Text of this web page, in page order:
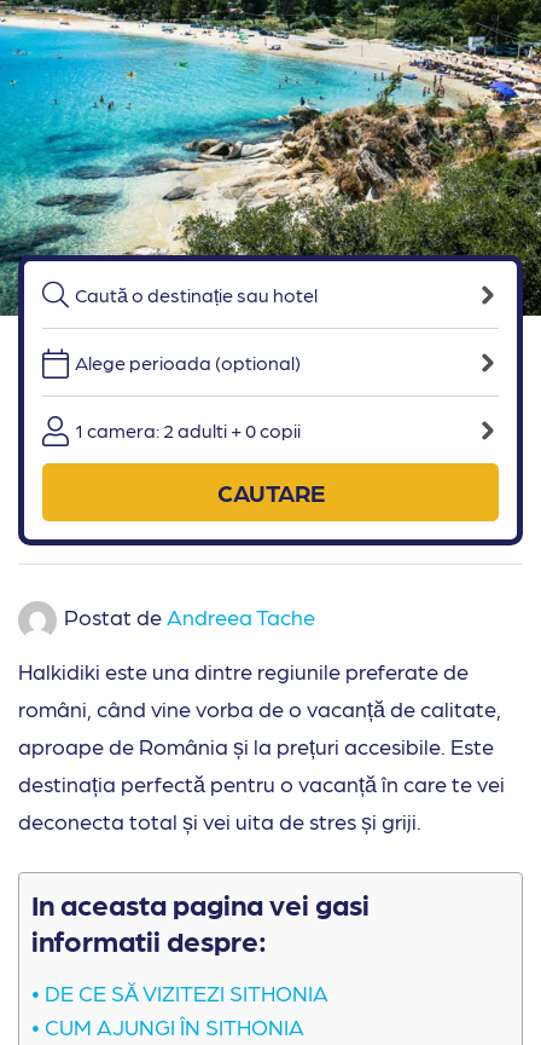
Alege perioada (optional)
1 camera: 2 adulti + 0 copii
CAUTARE
Postat de Andreea Tache
Halkidiki este una dintre regiunile preferate de
români, când vine vorba de o vacanță de calitate,
aproape de România și la prețuri accesibile. Este
destinația perfectă pentru o vacanță în care te vei
deconecta total și vei uita de stres și griji.
In aceasta pagina vei gasi
informatii despre:
DE CE SĂ VIZITEZI SITHONIA
CUM AJUNGI ÎN SITHONIA